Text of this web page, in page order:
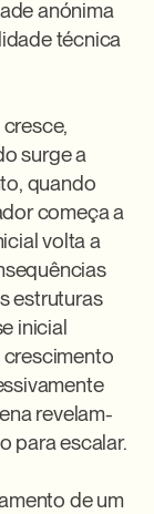
anónima
técnica
surge a
quando
começa a
volta a
estruturas
inicial
revelam-
para escalar.
de um